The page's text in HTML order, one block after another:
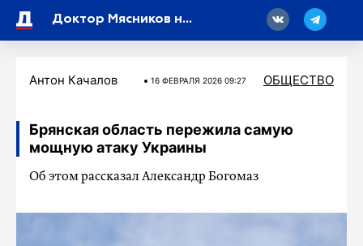
Доктор Мясников назвал неожиданную причину сердечного приступа
Антон Качалов 16 ФЕВРАЛЯ 2026 09:27 ОБЩЕСТВО
Брянская область пережила самую
мощную атаку Украины
Об этом рассказал Александр Богомаз